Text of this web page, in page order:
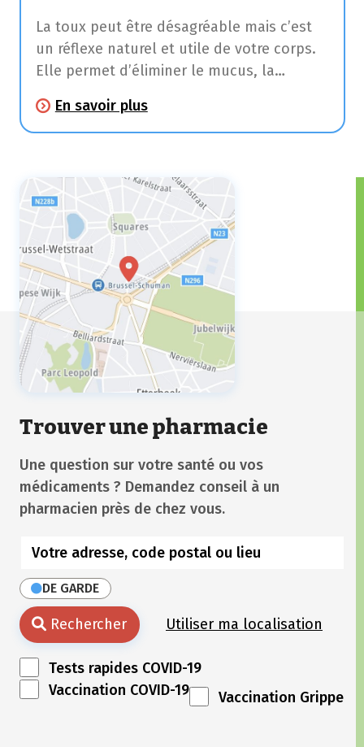
La toux peut être désagréable mais c’est
un réflexe naturel et utile de votre corps.
Elle permet d’éliminer le mucus, la
gorge, de votre trachée et de vos
poumons.
En savoir plus
Trouver une pharmacie
Une question sur votre santé ou vos
médicaments ? Demandez conseil à un
pharmacien près de chez vous.
DE GARDE
Rechercher Utiliser ma localisation
Tests rapides COVID-19
Vaccination COVID-19
Vaccination Grippe